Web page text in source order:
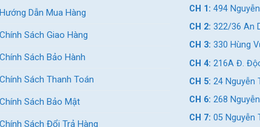
Hướng Dẫn Mua Hàng
Chính Sách Giao Hàng
Chính Sách Bảo Hành
Chính Sách Thanh Toán
Chính Sách Bảo Mật
Chính Sách Đổi Trả Hàng
CH 1: 494
CH 2: 322/36 An
CH 3: 330 Hùng
CH 4: 216A Đ.
CH 5: 24 Nguyễn
CH 6: 268
CH 7: 05 Nguyễn